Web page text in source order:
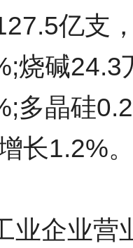
亿支
烧碱
多晶硅
长1.2%
业企业营